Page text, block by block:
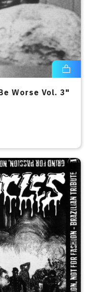
Worse Vol. 3"